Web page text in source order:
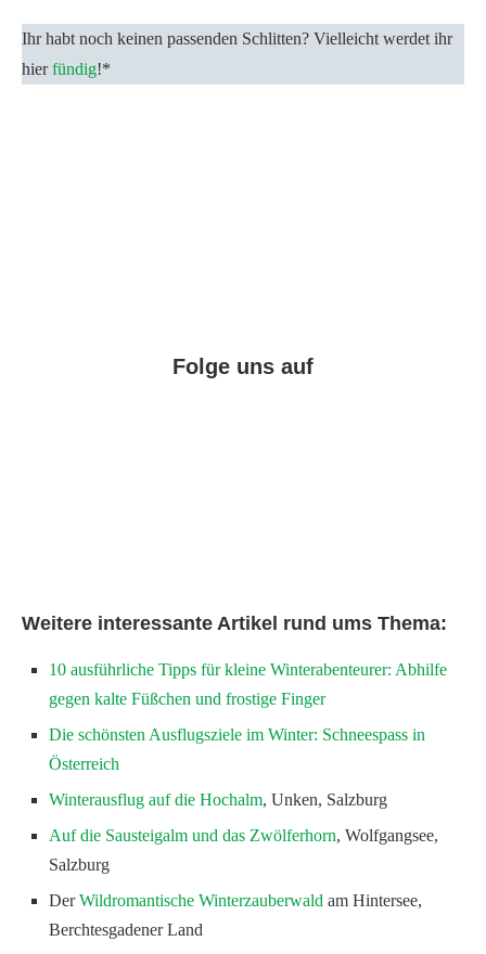
Ihr habt noch keinen passenden Schlitten? Vielleicht werdet ihr
hierfündig!*
Folge uns auf
Weitere interessante Artikel rund ums Thema:
10 ausführliche Tipps für kleine Winterabenteurer: Abhilfe
gegen kalte Füßchen und frostige Finger
Die schönsten Ausflugsziele im Winter: Schneespass in
Österreich
Winterausflug auf die Hochalm, Unken, Salzburg
Auf die Sausteigalm und das Zwölferhorn, Wolfgangsee,
Salzburg
DerWildromantische Winterzauberwald am Hintersee,
Berchtesgadener Land